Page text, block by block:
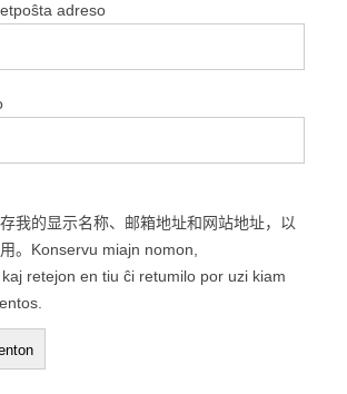
adreso
我的显示名称、邮箱地址和网站地址，以
。Konservu miajn nomon,
retejon en tiu ĉi retumilo por uzi kiam